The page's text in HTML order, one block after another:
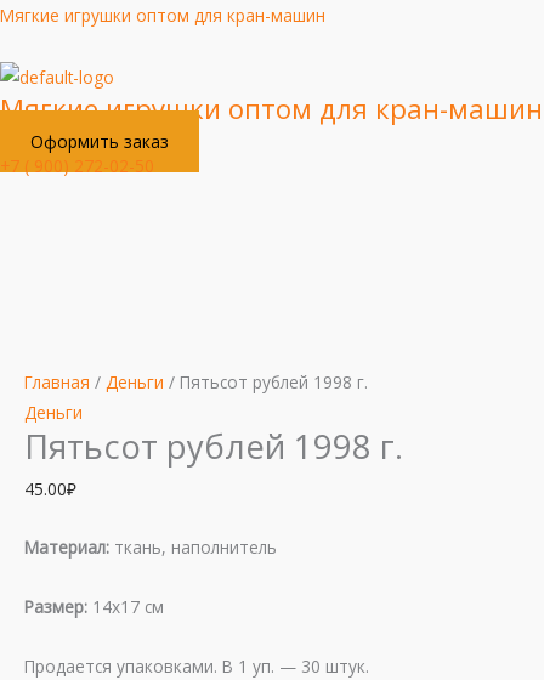
Перейти
содержимому
Мягкие игрушки оптом для кран-машин
Мягкие игрушки оптом для кран-машин
Оформить заказ
+7 ( 900) 272-02-50
Меню
Главная / Деньги / Пятьсот рублей 1998 г.
Деньги
Пятьсот рублей 1998 г.
45.00₽
Материал: ткань, наполнитель
Размер: 14х17 см
Продается упаковками. В 1 уп. — 30 штук.
рублей
1998
г.